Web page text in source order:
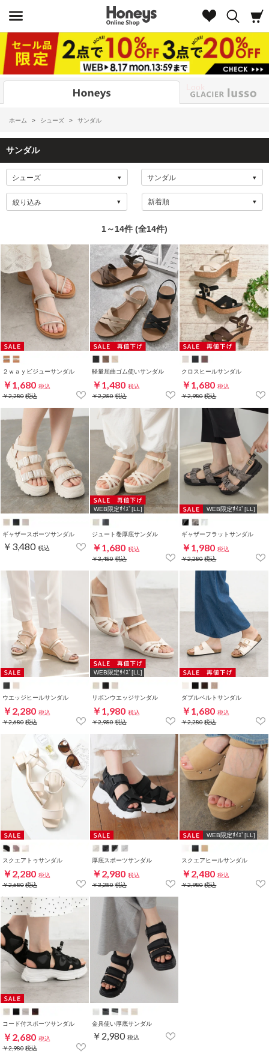
ホーム > シューズ > サンダル
サンダル
絞り込み
1～14件 (全14件)
２ｗａｙビジューサンダル
￥1,680 税込
￥2,280税込
軽量屈曲ゴム使いサンダル
￥1,480 税込
￥2,280税込
クロスヒールサンダル
￥1,680 税込
￥2,980税込
ギャザースポーツサンダル
￥3,480 税込
WEB限定ｻｲｽﾞ[LL]
ジュート巻厚底サンダル
￥1,680 税込
￥3,480税込
WEB限定ｻｲｽﾞ[LL]
ギャザーフラットサンダル
￥1,980 税込
￥2,280税込
ウエッジヒールサンダル
￥2,280 税込
￥2,680税込
WEB限定ｻｲｽﾞ[LL]
リボンウエッジサンダル
￥1,980 税込
￥2,980税込
ダブルベルトサンダル
￥1,680 税込
￥2,280税込
スクエアトゥサンダル
￥2,280 税込
￥2,680税込
厚底スポーツサンダル
￥2,980 税込
￥3,280税込
WEB限定ｻｲｽﾞ[LL]
スクエアヒールサンダル
￥2,480 税込
￥2,980税込
コード付スポーツサンダル
￥2,680 税込
￥2,980税込
金具使い厚底サンダル
￥2,980 税込